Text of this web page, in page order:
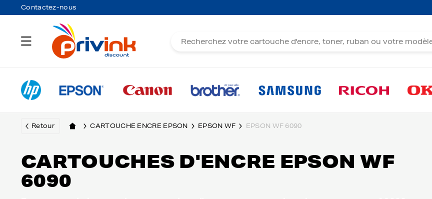
Contactez-nous
Retour CARTOUCHE ENCRE EPSON EPSON WF EPSON WF 6090
CARTOUCHES D'ENCRE EPSON WF
6090